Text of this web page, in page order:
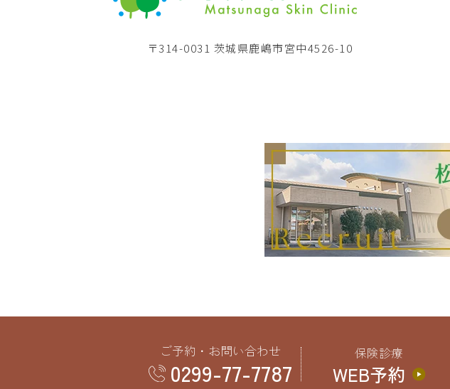
〒314-0031 茨城県鹿嶋市宮中4526-10
ご予約・お問い合わせ
0299-77-7787
保険診療
WEB予約